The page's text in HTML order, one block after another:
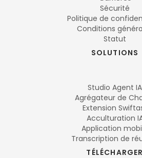
Sécurité
Politique de
Conditions
Statut
SOLUTIONS
Studio Agent IA
Agrégateur de
Extension
Acculturation
Application
Transcription de
TÉLÉCHARGER